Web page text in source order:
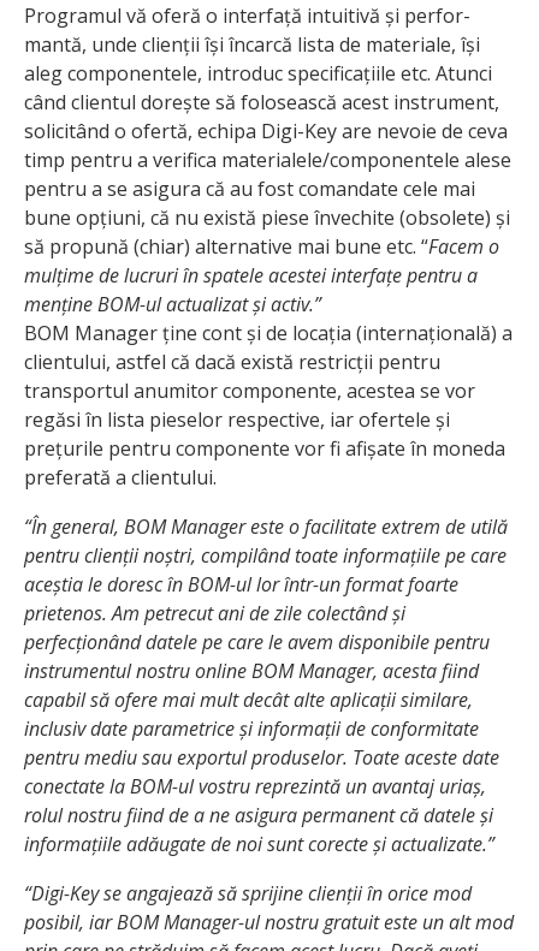
Programul vă oferă o interfață intuitivă și perfor­
mantă, unde clienții își încarcă lista de materiale, își
aleg componentele, introduc specifi­cațiile etc. Atunci
când clientul dorește să folosească acest instrument,
solicitând o ofertă, echipa Digi-Key are nevoie de ceva
timp pentru a verifica materia­lele/componentele alese
pentru a se asigura că au fost comandate cele mai
bune opțiuni, că nu există piese învechite (obsolete) și
să propună (chiar) alternative mai bune etc. “Facem o
mulțime de lucruri în spatele acestei interfațe pentru a
menține BOM-ul actualizat și activ.”
BOM Manager ține cont și de locația (interna­țională) a
clientului, astfel că dacă există restricții pentru
transportul anumitor componente, acestea se vor
regăsi în lista pieselor respective, iar ofertele și
prețurile pentru componente vor fi afișate în moneda
preferată a clientului.
“În general, BOM Manager este o facilitate extrem de utilă
pentru clienții noștri, compilând toate informațiile pe care
aceștia le doresc în BOM-ul lor într-un format foarte
prietenos. Am petrecut ani de zile colectând și
perfecționând datele pe care le avem disponibile pentru
instrumentul nostru online BOM Manager, acesta fiind
capabil să ofere mai mult decât alte aplicații similare,
inclusiv date parametrice și informații de conformitate
pentru mediu sau exportul produselor. Toate aceste date
conectate la BOM-ul vostru reprezintă un avantaj uriaș,
rolul nostru fiind de a ne asigura permanent că datele și
informațiile adăugate de noi sunt corecte și actualizate.”
“Digi-Key se angajează să sprijine clienții în orice mod
posibil, iar BOM Manager-ul nostru gratuit este un alt mod